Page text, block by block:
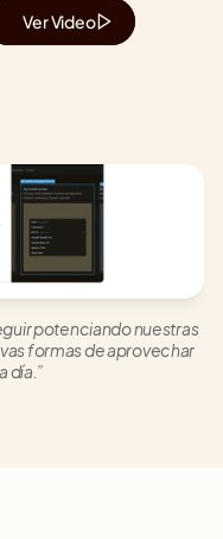
Ver Video
potenciando nuestras
formas de aprovechar
día.”